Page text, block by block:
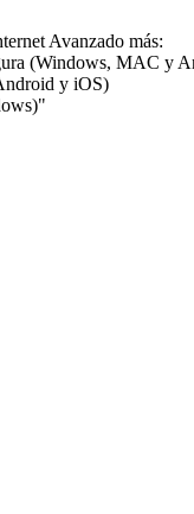
Avanzado más:
(Windows, MAC y
y iOS)